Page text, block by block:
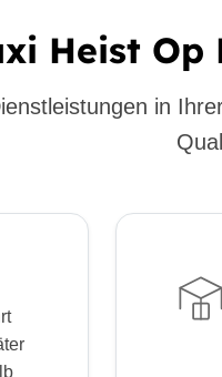
Heist Op
in